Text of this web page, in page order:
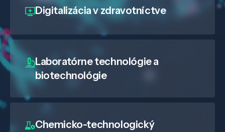
Digitalizáciav zdravotníctve
Laboratórne technológie a
biotechnológie
Chemicko-technologický